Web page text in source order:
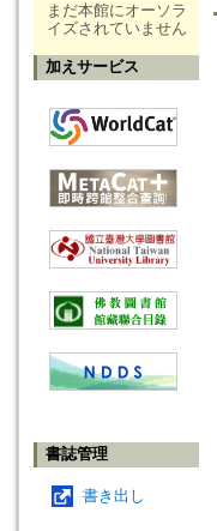
まだ本館にオーソラ
イズされていません
加えサービス
書誌管理
書き出し